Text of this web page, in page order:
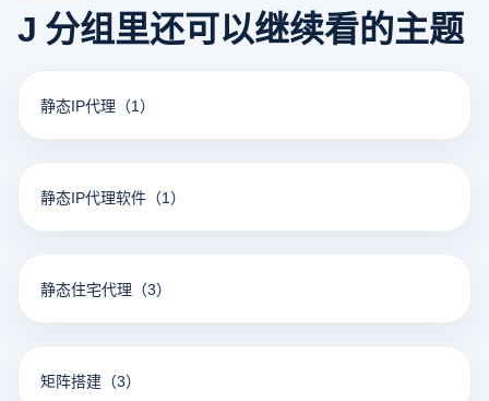
J 分组里还可以继续看的主题
静态IP代理 （1）
静态IP代理软件 （1）
静态住宅代理 （3）
矩阵搭建 （3）